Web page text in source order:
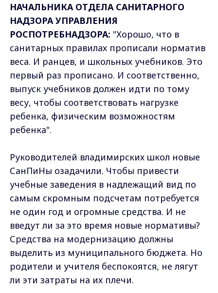
НАЧАЛЬНИКА ОТДЕЛА САНИТАРНОГО
НАДЗОРА УПРАВЛЕНИЯ
РОСПОТРЕБНАДЗОРА: "Хорошо, что в
санитарных правилах прописали норматив
веса. И ранцев, и школьных учебников. Это
первый раз прописано. И соответственно,
выпуск учебников должен идти по тому
весу, чтобы соответствовать нагрузке
ребенка, физическим возможностям
ребенка".
Руководителей владимирских школ новые
СанПиНы озадачили. Чтобы привести
учебные заведения в надлежащий вид по
самым скромным подсчетам потребуется
не один год и огромные средства. И не
введут ли за это время новые нормативы?
Средства на модернизацию должны
выделить из муниципального бюджета. Но
родители и учителя беспокоятся, не лягут
ли эти затраты на их плечи.